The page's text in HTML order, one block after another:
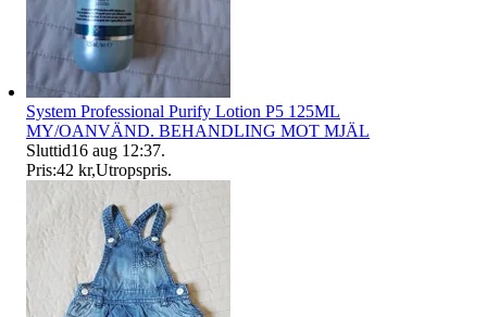
System Professional Purify Lotion P5 125ML
MY/OANVÄND. BEHANDLING MOT MJÄL
Sluttid16 aug 12:37.
Pris:42 kr,Utropspris.